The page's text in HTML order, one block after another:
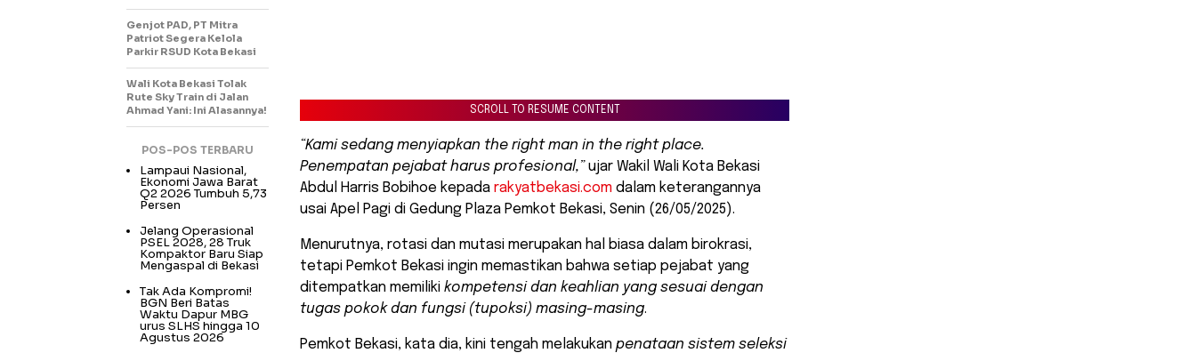
SCROLL TO RESUME CONTENT
“Kami sedang menyiapkan the right man in the right place.
Penempatan pejabat harus profesional,”ujar Wakil Wali Kota Bekasi
Abdul Harris Bobihoe kepada rakyatbekasi.com dalam keterangannya
usai Apel Pagi di Gedung Plaza Pemkot Bekasi, Senin (26/05/2025).
Menurutnya, rotasi dan mutasi merupakan hal biasa dalam birokrasi,
tetapi Pemkot Bekasi ingin memastikan bahwa setiap pejabat yang
ditempatkan memiliki kompetensi dan keahlian yang sesuai dengan
tugas pokok dan fungsi (tupoksi) masing-masing.
Pemkot Bekasi, kata dia, kini tengah melakukan penataan sistem seleksi
Genjot PAD, PT Mitra
Patriot Segera Kelola
Parkir RSUD Kota Bekasi
Wali Kota Bekasi Tolak
Rute Sky Train di Jalan
Ahmad Yani: Ini Alasannya!
POS-POS TERBARU
Lampaui Nasional,
Ekonomi Jawa Barat
Q2 2026 Tumbuh 5,73
Persen
Jelang Operasional
PSEL 2028, 28 Truk
Kompaktor Baru Siap
Mengaspal di Bekasi
Tak Ada Kompromi!
BGN Beri Batas
Waktu Dapur MBG
urus SLHS hingga 10
Agustus 2026